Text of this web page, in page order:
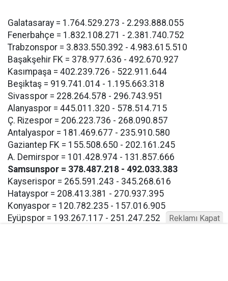
Galatasaray = 1.764.529.273 - 2.293.888.055
Fenerbahçe = 1.832.108.271 - 2.381.740.752
Trabzonspor = 3.833.550.392 - 4.983.615.510
Başakşehir FK = 378.977.636 - 492.670.927
Kasımpaşa = 402.239.726 - 522.911.644
Beşiktaş = 919.741.014 - 1.195.663.318
Sivasspor = 228.264.578 - 296.743.951
Alanyaspor = 445.011.320 - 578.514.715
Ç. Rizespor = 206.223.736 - 268.090.857
Antalyaspor = 181.469.677 - 235.910.580
Gaziantep FK = 155.508.650 - 202.161.245
A. Demirspor = 101.428.974 - 131.857.666
Samsunspor = 378.487.218 - 492.033.383
Kayserispor = 265.591.243 - 345.268.616
Hatayspor = 208.413.381 - 270.937.395
Konyaspor = 120.782.235 - 157.016.905
Eyüpspor = 193.267.117 - 251.247.252
Reklamı Kapat